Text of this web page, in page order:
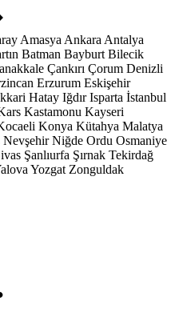
Amasya Ankara Antalya
Batman Bayburt Bilecik
Çankırı Çorum Denizli
Erzurum Eskişehir
Hatay Iğdır Isparta İstanbul
Kastamonu Kayseri
Konya Kütahya Malatya
Nevşehir Niğde Ordu Osmaniye
Şanlıurfa Şırnak Tekirdağ
Yozgat Zonguldak